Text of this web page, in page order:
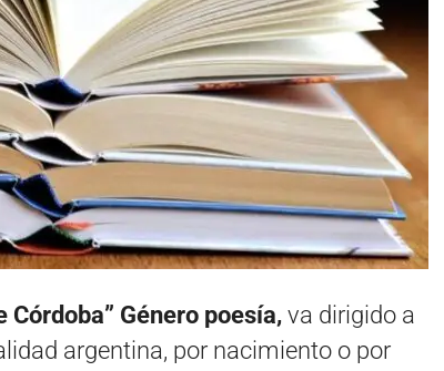
Género poesía, va dirigido a
argentina, por nacimiento o por